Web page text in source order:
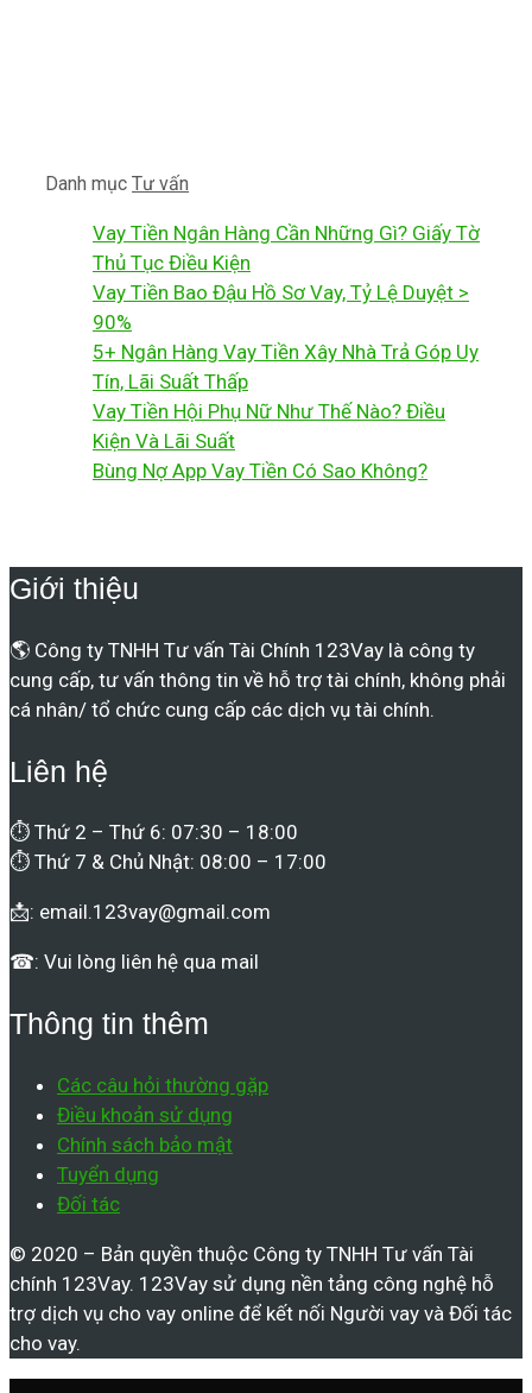
Danh mục Tư vấn
Vay Tiền Ngân Hàng Cần Những Gì? Giấy Tờ
Thủ Tục Điều Kiện
Vay Tiền Bao Đậu Hồ Sơ Vay, Tỷ Lệ Duyệt >
90%
5+ Ngân Hàng Vay Tiền Xây Nhà Trả Góp Uy
Tín, Lãi Suất Thấp
Vay Tiền Hội Phụ Nữ Như Thế Nào? Điều
Kiện Và Lãi Suất
Bùng Nợ App Vay Tiền Có Sao Không?
Giới thiệu
🌎 Công ty TNHH Tư vấn Tài Chính 123Vay là công ty
cung cấp, tư vấn thông tin về hỗ trợ tài chính, không phải
cá nhân/ tổ chức cung cấp các dịch vụ tài chính.
Liên hệ
⏱ Thứ 2 – Thứ 6: 07:30 – 18:00
⏱ Thứ 7 & Chủ Nhật: 08:00 – 17:00
📩: email.123vay@gmail.com
☎: Vui lòng liên hệ qua mail
Thông tin thêm
Các câu hỏi thường gặp
Điều khoản sử dụng
Chính sách bảo mật
Tuyển dụng
Đối tác
© 2020 – Bản quyền thuộc Công ty TNHH Tư vấn Tài
chính 123Vay. 123Vay sử dụng nền tảng công nghệ hỗ
trợ dịch vụ cho vay online để kết nối Người vay và Đối tác
cho vay.